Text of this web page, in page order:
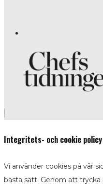
Integritets- och cookie policy
Vi använder cookies på vår
bästa sätt. Genom att trycka